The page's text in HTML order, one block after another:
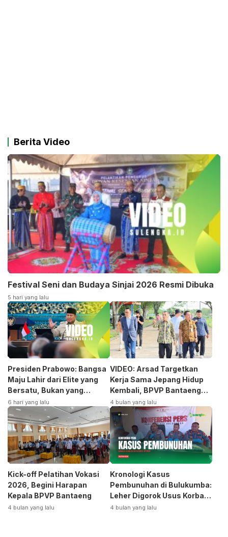
Berita Video
Festival Seni dan Budaya Sinjai 2026 Resmi Dibuka
5 hari yang lalu
Presiden Prabowo: Bangsa
Maju Lahir dari Elite yang
Bersatu, Bukan yang
Terpecah
6 hari yang lalu
VIDEO: Arsad Targetkan
Kerja Sama Jepang Hidup
Kembali, BPVP Bantaeng
Siap Bangkitkan Jurusan
Otomotif
4 bulan yang lalu
Kick-off Pelatihan Vokasi
2026, Begini Harapan
Kepala BPVP Bantaeng
4 bulan yang lalu
Kronologi Kasus
Pembunuhan di Bulukumba:
Leher Digorok Usus Korban
Dikeluarkan
4 bulan yang lalu